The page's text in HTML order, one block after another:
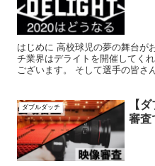
はじめに 高校球児の夢の舞台が
チ業界はデライトを開催してく
ございます。 そして選手の皆さ
ダブルダッチ
【
審査